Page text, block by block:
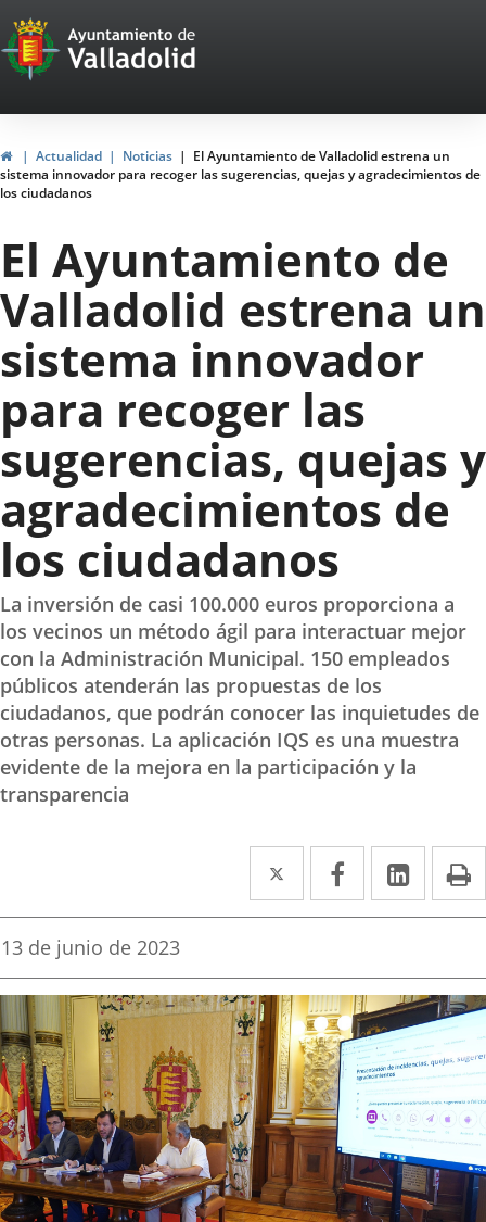
Portal
Web
del
Ayuntamiento
de
Valladolid
InicioActualidad Noticias
El Ayuntamiento de Valladolid estrena un
sistema innovador para recoger las sugerencias, quejas y agradecimientos de
los ciudadanos
El Ayuntamiento de
Valladolid estrena un
sistema innovador
para recoger las
sugerencias, quejas y
agradecimientos de
los ciudadanos
La inversión de casi 100.000 euros proporciona a
los vecinos un método ágil para interactuar mejor
con la Administración Municipal. 150 empleados
públicos atenderán las propuestas de los
ciudadanos, que podrán conocer las inquietudes de
otras personas. La aplicación IQS es una muestra
evidente de la mejora en la participación y la
transparencia
Twitter
Enlace
a
aplicación
externa.
Facebook
Enlace
a
aplicación
externa.
Enlace
a
Fecha
la
noticia
13 de junio de 2023